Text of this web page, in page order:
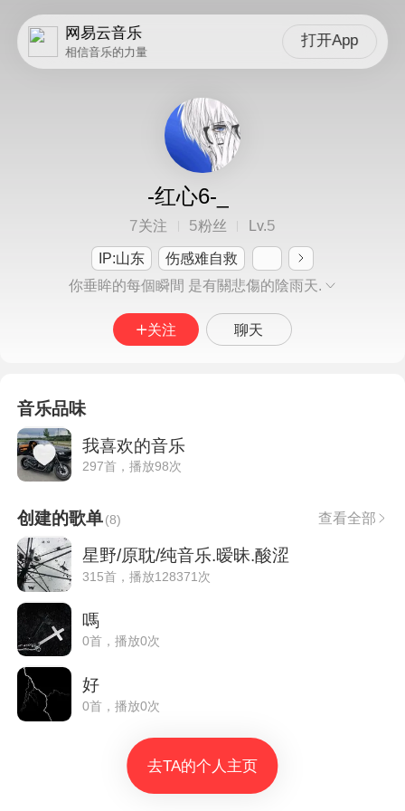
网易云音乐
相信音乐的力量
打开App
-红心6-_
7关注 5粉丝 Lv.5
IP:山东
伤感难自救
你垂眸的每個瞬間 是有關悲傷的陰雨天.
关注 聊天
音乐品味
我喜欢的音乐
297首，播放98次
创建的歌单(8) 查看全部
星野/原耽/纯音乐.暧昧.酸涩
315首，播放128371次
嗎
0首，播放0次
好
0首，播放0次
去TA的个人主页